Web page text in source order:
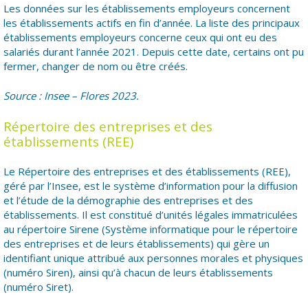
Les données sur les établissements employeurs concernent
les établissements actifs en fin d’année. La liste des principaux
établissements employeurs concerne ceux qui ont eu des
salariés durant l’année 2021. Depuis cette date, certains ont pu
fermer, changer de nom ou être créés.
Source : Insee – Flores 2023.
Répertoire des entreprises et des
établissements (REE)
Le Répertoire des entreprises et des établissements (REE),
géré par l’Insee, est le système d’information pour la diffusion
et l’étude de la démographie des entreprises et des
établissements. Il est constitué d’unités légales immatriculées
au répertoire Sirene (Système informatique pour le répertoire
des entreprises et de leurs établissements) qui gère un
identifiant unique attribué aux personnes morales et physiques
(numéro Siren), ainsi qu’à chacun de leurs établissements
(numéro Siret).